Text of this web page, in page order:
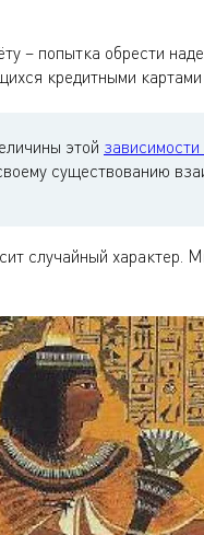
– попытка обрести
кредитными
этой
существованию
случайный характер.